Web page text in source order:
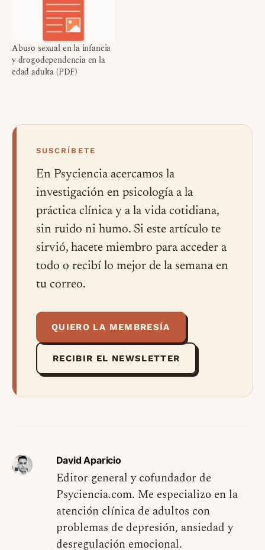
Abuso sexual en la infancia
y drogodependencia en la
edad adulta (PDF)
SUSCRÍBETE
En Psyciencia acercamos la
investigación en psicología a la
práctica clínica y a la vida cotidiana,
sin ruido ni humo. Si este artículo te
sirvió, hacete miembro para acceder a
todo o recibí lo mejor de la semana en
tu correo.
QUIERO LA MEMBRESÍA
RECIBIR EL NEWSLETTER
David Aparicio
Editor general y cofundador de
Psyciencia.com. Me especializo en la
atención clínica de adultos con
problemas de depresión, ansiedad y
desregulación emocional.